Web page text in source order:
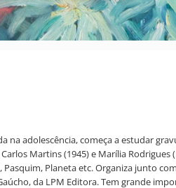
adolescência, começa a estudar
Martins (1945) e Marília
Planeta etc. Organiza junto
da LPM Editora. Tem grande